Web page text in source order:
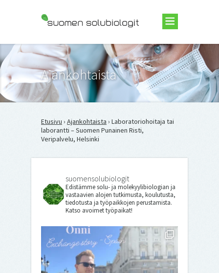
Suomen Solubiologit ry
Ajankohtaista
Etusivu › Ajankohtaista › Laboratoriohoitaja tai
laborantti – Suomen Punainen Risti,
Veripalvelu, Helsinki
suomensolubiologit
Edistämme solu- ja molekyylibiologian ja
vastaavien alojen tutkimusta, koulutusta,
tiedotusta ja työpaikkojen perustamista.
Katso avoimet työpaikat!